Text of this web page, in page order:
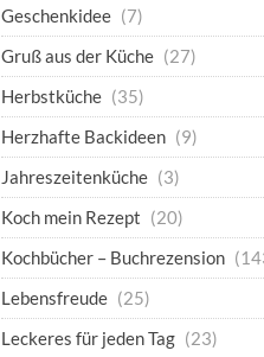
Geschenkidee (7)
Gruß aus der Küche (27)
Herbstküche (35)
Herzhafte Backideen (9)
Jahreszeitenküche (3)
Koch mein Rezept (20)
Kochbücher – Buchrezension
Lebensfreude (25)
Leckeres für jeden Tag (23)